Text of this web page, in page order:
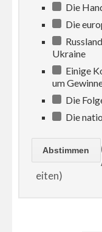
Die
Die
Ukraine
Einige
um
Die
Die
eiten)